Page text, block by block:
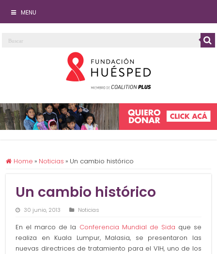
MENU
Home » Noticias » Un cambio histórico
Un cambio histórico
30 junio, 2013 Noticias
En el marco de la Conferencia Mundial de Sida que se
realiza en Kuala Lumpur, Malasia, se presentaron las
nuevas directrices de tratamiento para el VIH, uno de los